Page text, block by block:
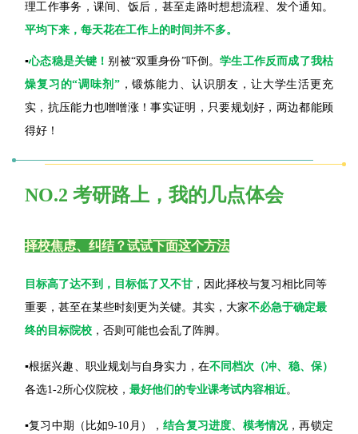
理工作事务，课间、饭后，甚至走路时想想流程、发个通知。
平均下来，每天花在工作上的时间并不多。
▪️心态稳是关键！别被“双重身份”吓倒。学生工作反而成了我枯
燥复习的“调味剂”，锻炼能力、认识朋友，让大学生活更充
实，抗压能力也噌噌涨！事实证明，只要规划好，两边都能顾
得好！
NO.2 考研路上，我的几点体会
择校焦虑、纠结？试试下面这个方法
目标高了达不到，目标低了又不甘 ，因此择校与复习相比同等
重要，甚至在某些时刻更为关键。其实，大家不必急于确定最
终的目标院校 ，否则可能也会乱了阵脚。
▪️根据兴趣、职业规划与自身实力，在不同档次（冲、稳、保）
各选1-2所心仪院校， 最好他们的专业课考试内容相近。
▪️复习中期（比如9-10月），结合复习进度、模考情况，再锁定